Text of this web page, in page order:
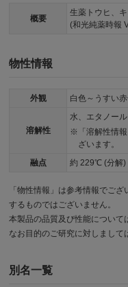
概要
生薬トウヒ、
(和光純薬時報
物性情報
外観 白色～うすい
溶解性
水、エタノー
「溶解性情
ざいます。
融点
約 229℃ (分解)
「物性情報」は参考情報でご
するものではございません。
本製品の品質及び性能について
なお目的のご研究に対しまして
別名一覧